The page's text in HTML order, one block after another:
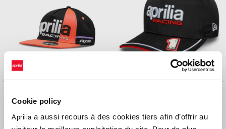
Cookie policy
Aprilia a aussi recours à des cookies tiers afin d’offrir au
RACING REPLICA 2023
€ 35 € 47